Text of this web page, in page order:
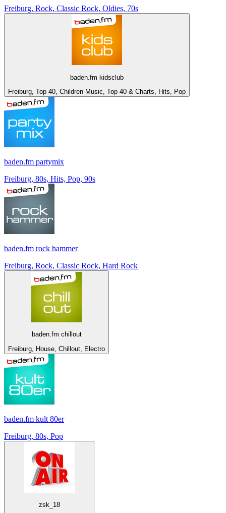
Freiburg, Rock, Classic Rock, Oldies, 70s
baden.fm kidsclub
Freiburg, Top 40, Children Music, Top 40 & Charts, Hits, Pop
baden.fm partymix
Freiburg, 80s, Hits, Pop, 90s
baden.fm rock hammer
Freiburg, Rock, Classic Rock, Hard Rock
baden.fm chillout
Freiburg, House, Chillout, Electro
baden.fm kult 80er
Freiburg, 80s, Pop
zsk_18